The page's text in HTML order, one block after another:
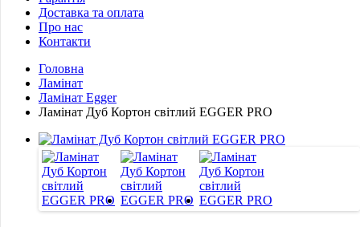
Доставка та оплата
Про нас
Контакти
Головна
Ламінат
Ламінат Egger
Ламінат Дуб Кортон світлий EGGER PRO